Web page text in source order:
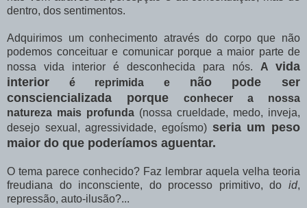
dentro, dos sentimentos.
Adquirimos um conhecimento através do corpo que não
podemos conceituar e comunicar porque a maior parte de
nossa vida interior é desconhecida para nós. A vida
interior é reprimida e não pode ser
consciencializada porque conhecer a nossa
natureza mais profunda (nossa crueldade, medo, inveja,
desejo sexual, agressividade, egoísmo) seria um peso
maior do que poderíamos aguentar.
O tema parece conhecido? Faz lembrar aquela velha teoria
freudiana do inconsciente, do processo primitivo, do id,
repressão, auto-ilusão?...